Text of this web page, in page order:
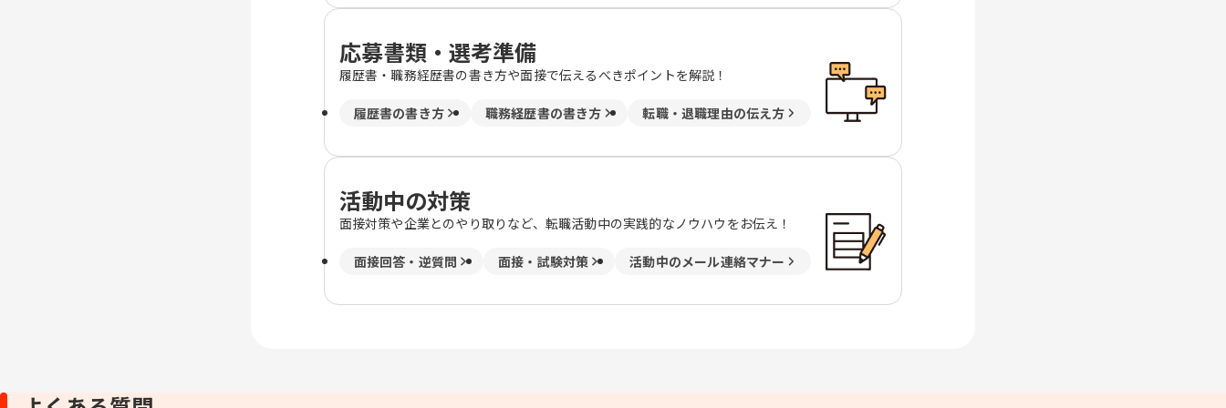
応募書類・選考準備
履歴書・職務経歴書の書き方や面接で伝えるべきポイントを解説！
履歴書の書き方 職務経歴書の書き方 転職・退職理由の伝え方
活動中の対策
面接対策や企業とのやり取りなど、転職活動中の実践的なノウハウをお伝え！
面接回答・逆質問 面接・試験対策 活動中のメール連絡マナー